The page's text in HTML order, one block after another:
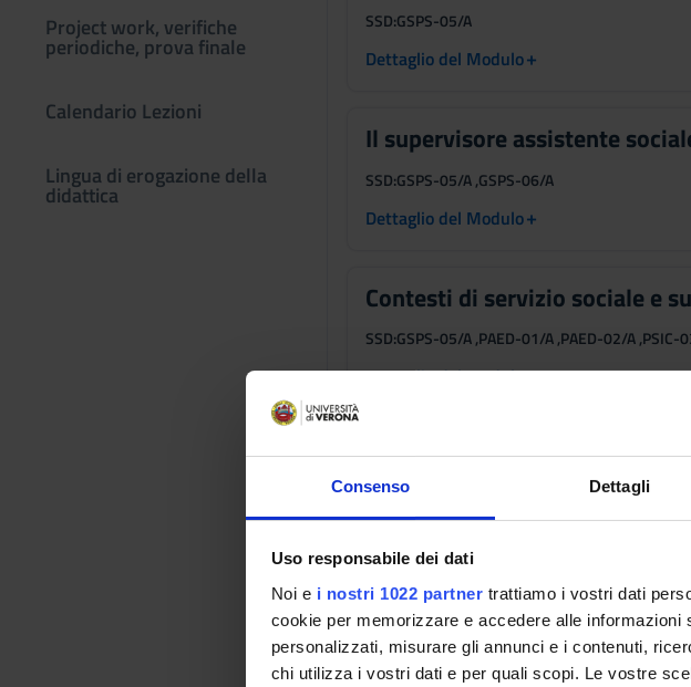
Consenso Dettagli
Uso responsabile dei dati
Noi e i nostri 1022 partner trattiamo i vostri dati
cookie per memorizzare e accedere alle
personalizzati, misurare gli annunci e i contenuti,
chi utilizza i vostri dati e per quali scopi. Le vostre
Project work, verifiche
periodiche, prova finale
Calendario Lezioni
Lingua di erogazione della
didattica
SSD:GSPS-05/A
Dettaglio del Modulo+
Il supervisore assistente
SSD:GSPS-05/A ,GSPS-06/A
Dettaglio del Modulo+
Contesti di servizio sociale e
SSD:GSPS-05/A ,PAED-01/A ,PAED-02/A ,PSIC-
Dettaglio del Modulo+
Ruolo e responsabilità del
SSD:GIUR-14/A ,GSPS-05/A ,GSPS-06/A ,PAED-
La supervisione individuale,
SSD:GSPS-05/A ,M-DEA/01 ,PAED-02/A ,PSIC-